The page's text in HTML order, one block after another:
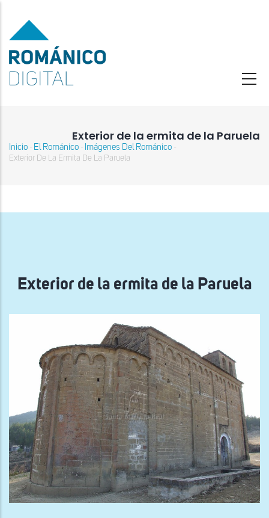
contenido
principal
Exterior de la ermita de la Paruela
Sobrescribir
ayuda
Inicio - El Románico - Imágenes Del Románico -
Exterior De La Ermita De La Paruela
Exterior de la ermita de la Paruela